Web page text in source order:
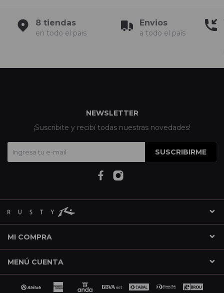
8 tiendas
en todo el pais
Envios
a todo el país
MI COMPRA
MENÚ CUENTA
NEWSLETTER
¡Suscribite y recibí todas nuestras novedades!
SUSCRIBIRME